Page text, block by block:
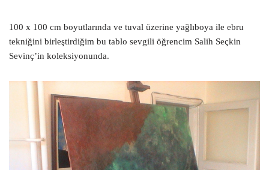
100 x 100 cm boyutlarında ve tuval üzerine yağlıboya ile ebru
tekniğini birleştirdiğim bu tablo sevgili öğrencim Salih Seçkin
Sevinç’in koleksiyonunda.